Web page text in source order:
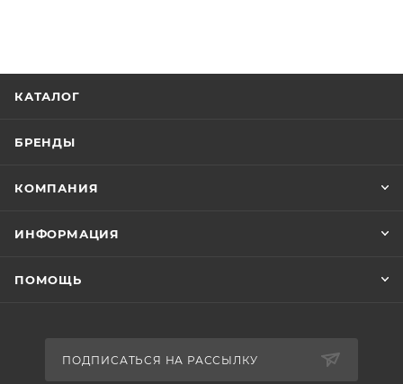
КАТАЛОГ
БРЕНДЫ
КОМПАНИЯ
ИНФОРМАЦИЯ
ПОМОЩЬ
ПОДПИСАТЬСЯ НА РАССЫЛКУ